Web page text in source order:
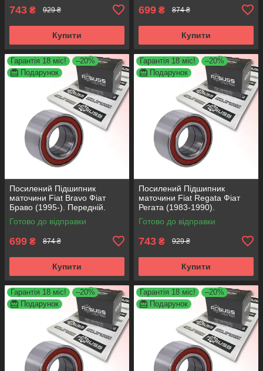
743 ₴ 929 ₴
Купити
699 ₴ 874 ₴
Купити
Гарантія 18 міс!
–20%
Подарунок
Посилений Підшипник
маточини Fiat Bravo Фіат
Браво (1995-). Передній.
АКСУСС Корея! VKBA3538 ,
R158.44 , 713690750
Готово до відправки
699 ₴ 874 ₴
Купити
Гарантія 18 міс!
–20%
Подарунок
Посилений Підшипник
маточини Fiat Regata Фіат
Регата (1983-1990).
Передній. АКСУСС Корея!
VKBA1410 , R182.60 ,
Готово до відправки
743 ₴ 929 ₴
Купити
Гарантія 18 міс!
–20%
Подарунок
Гарантія 18 міс!
–20%
Подарунок